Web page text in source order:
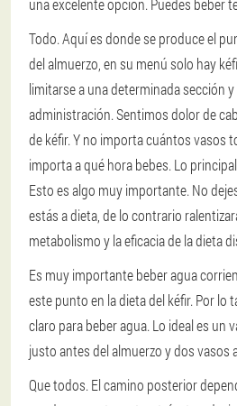
una excelente opción. Puedes beber
Todo. Aquí es donde se produce el
del almuerzo, en su menú solo hay
limitarse a una determinada sección
administración. Sentimos dolor de
de kéfir. Y no importa cuántos vasos
importa a qué hora bebes. Lo
Esto es algo muy importante. No
estás a dieta, de lo contrario
metabolismo y la eficacia de la dieta
Es muy importante beber agua
este punto en la dieta del kéfir. Por lo
claro para beber agua. Lo ideal es un
justo antes del almuerzo y dos vasos
Que todos. El camino posterior